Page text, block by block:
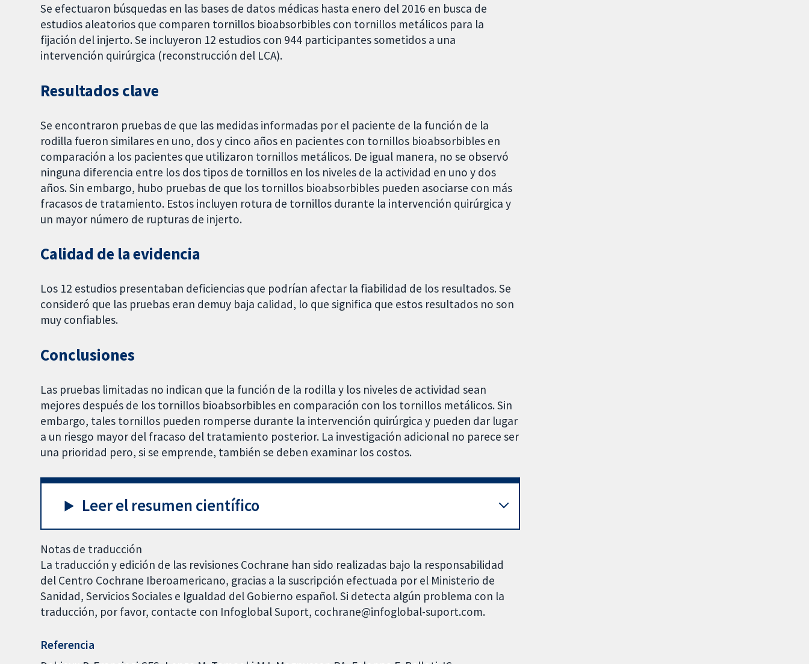
Se efectuaron búsquedas en las bases de datos médicas hasta enero del 2016 en busca de
estudios aleatorios que comparen tornillos bioabsorbibles con tornillos metálicos para la
fijación del injerto. Se incluyeron 12 estudios con 944 participantes sometidos a una
intervención quirúrgica (reconstrucción del LCA).
Resultados clave
Se encontraron pruebas de que las medidas informadas por el paciente de la función de la
rodilla fueron similares en uno, dos y cinco años en pacientes con tornillos bioabsorbibles en
comparación a los pacientes que utilizaron tornillos metálicos. De igual manera, no se observó
ninguna diferencia entre los dos tipos de tornillos en los niveles de la actividad en uno y dos
años. Sin embargo, hubo pruebas de que los tornillos bioabsorbibles pueden asociarse con más
fracasos de tratamiento. Estos incluyen rotura de tornillos durante la intervención quirúrgica y
un mayor número de rupturas de injerto.
Calidad de la evidencia
Los 12 estudios presentaban deficiencias que podrían afectar la fiabilidad de los resultados. Se
consideró que las pruebas eran demuy baja calidad, lo que significa que estos resultados no son
muy confiables.
Conclusiones
Las pruebas limitadas no indican que la función de la rodilla y los niveles de actividad sean
mejores después de los tornillos bioabsorbibles en comparación con los tornillos metálicos. Sin
embargo, tales tornillos pueden romperse durante la intervención quirúrgica y pueden dar lugar
a un riesgo mayor del fracaso del tratamiento posterior. La investigación adicional no parece ser
una prioridad pero, si se emprende, también se deben examinar los costos.
Leer el resumen científico
Notas de traducción
La traducción y edición de las revisiones Cochrane han sido realizadas bajo la responsabilidad
del Centro Cochrane Iberoamericano, gracias a la suscripción efectuada por el Ministerio de
Sanidad, Servicios Sociales e Igualdad del Gobierno español. Si detecta algún problema con la
traducción, por favor, contacte con Infoglobal Suport, cochrane@infoglobal-suport.com.
Referencia